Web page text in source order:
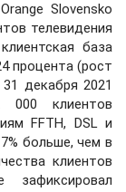
Slovensko
телевидения
база
процента (рост
декабря 2021
000 клиентов
FFTH, DSL и
больше, чем в
клиентов
зафиксировал